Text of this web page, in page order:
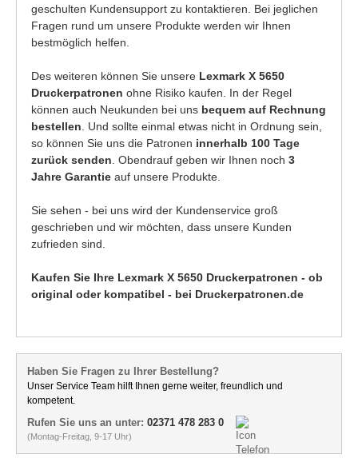
geschulten Kundensupport zu kontaktieren. Bei jeglichen
Fragen rund um unsere Produkte werden wir Ihnen
bestmöglich helfen.
Des weiteren können Sie unsere Lexmark X 5650
Druckerpatronen ohne Risiko kaufen. In der Regel
können auch Neukunden bei uns bequem auf Rechnung
bestellen . Und sollte einmal etwas nicht in Ordnung sein,
so können Sie uns die Patronen innerhalb 100 Tage
zurück senden . Obendrauf geben wir Ihnen noch 3
Jahre Garantie auf unsere Produkte.
Sie sehen - bei uns wird der Kundenservice groß
geschrieben und wir möchten, dass unsere Kunden
zufrieden sind.
Kaufen Sie Ihre Lexmark X 5650 Druckerpatronen - ob
original oder kompatibel - bei Druckerpatronen.de
Haben Sie Fragen zu Ihrer Bestellung?
Unser Service Team hilft Ihnen gerne weiter, freundlich und
kompetent.
Rufen Sie uns an unter: 02371 478 283 0
(Montag-Freitag, 9-17 Uhr)